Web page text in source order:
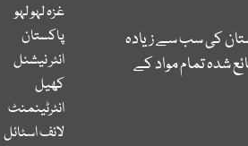
کی سب سے زیادہ
شدہ تمام مواد کے
غزہ لہو لہو
پاکستان
انٹر نیشنل
کھیل
انٹرٹینمنٹ
لائف اسٹائل